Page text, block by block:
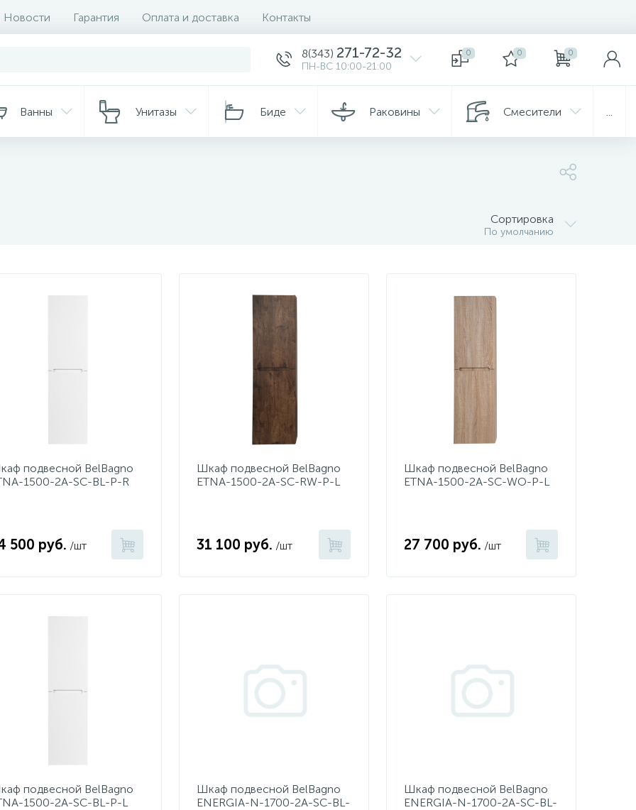
Новости Гарантия Оплата и доставка Контакты
8(343) 271-72-32
ПН-ВС 10:00-21:00
0 0 0
Ванны Унитазы Биде Раковины Смесители
Сортировка
По умолчанию
подвесной BelBagno
1500-2A-SC-BL-P-R
500 руб. /шт
Шкаф подвесной BelBagno
ETNA-1500-2A-SC-RW-P-L
31 100 руб. /шт
Шкаф подвесной BelBagno
ETNA-1500-2A-SC-WO-P-L
27 700 руб. /шт
подвесной BelBagno
1500-2A-SC-BL-P-L
Шкаф подвесной BelBagno
ENERGIA-N-1700-2A-SC-BL-
Шкаф подвесной BelBagno
ENERGIA-N-1700-2A-SC-BL-